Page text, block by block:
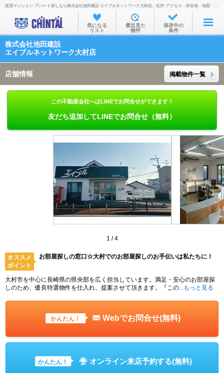
お部屋を探す
沿線・駅から
通勤通学時間から
物件特集から
賃貸マンション･アパート探しなら株式会社池田建設 エイブルネットワーク大村店。住所･アクセス・所在地・地図・営業時間・定休日・電話番号などを掲載。
気になる
リスト
最近見た
物件
保存中の
条件
株式会社池田建設
エイブルネットワーク大村店
店舗情報 掲載物件一覧
この不動産会社へはLINEでお問合せができます！
友だち追加してLINEでお問合せ（無料）
1 /4
オススメ
ポイント
お部屋探しの窓口☆大村でのお部屋探しのお手伝いは私たちに！
大村市を中心に長崎県の県央部を広く担当しています。満足・安心のお部屋探
しのため、優良特選物件を仕入れ、提案させて頂きます。『この ...もっと見る
かんたん！ Webでお問合せ(無料)
かんたん！ オンライン来店予約する(無料)